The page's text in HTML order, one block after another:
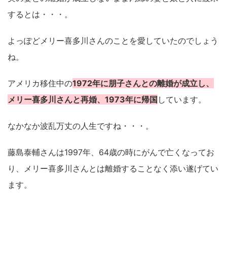
するとは・・・。
よっぽどメリー喜多川さんのことを愛していたのでしょう
ね。
アメリカ移住中の1972年に朋子さんとの離婚が成立し、
メリー喜多川さんと再婚、1973年に帰国 しています。
なかなか波乱万丈の人生ですね・・・。
藤島泰輔さんは1997年、64歳の時にがんで亡くなってお
り、メリー喜多川さんとは離婚することなく添い遂げてい
ます。